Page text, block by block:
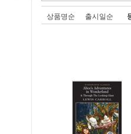
상품명순 출시일순